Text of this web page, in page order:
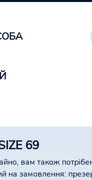
69
вам також
на замовлення: